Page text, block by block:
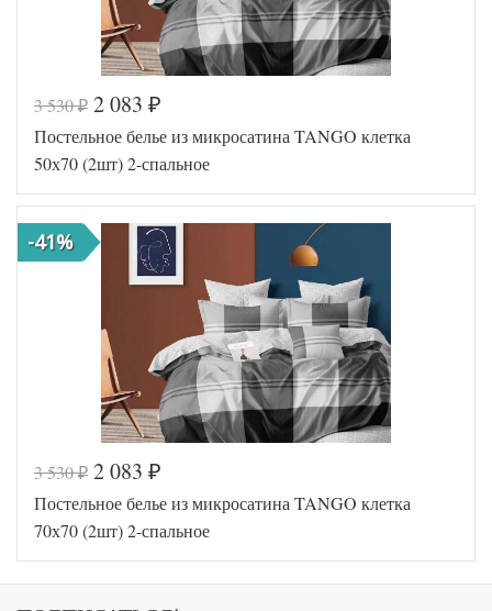
Код товара
Артикул
TT95377
Ткань
Микросатин
пододеяльника
180х210
Размер
простыни
220х245
Размер
70х70 (2шт)
Tango
(Китай)
Код товара
Артикул
TT120975
Ткань
Микросатин
пододеяльника
180х210
Размер
3 530₽ 2 083 ₽
Постельное белье из микросатина TANGO клетка
50х70 (2шт) 2-спальное
-41%
3 530₽ 2 083 ₽
Постельное белье из микросатина TANGO клетка
70х70 (2шт) 2-спальное